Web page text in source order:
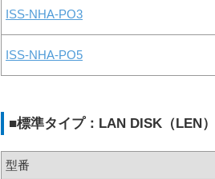
ISS-NHA-PO3
ISS-NHA-PO5
■標準タイプ：LAN DISK（LEN
型番